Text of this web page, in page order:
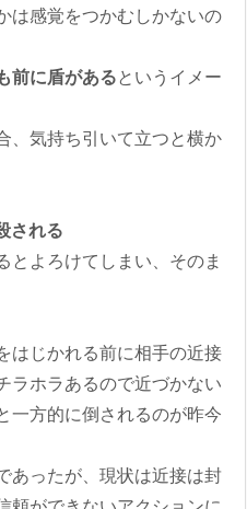
は感覚をつかむしかないの
前に盾があるというイメー
、気持ち引いて立つと横か
される
とよろけてしまい、そのま
はじかれる前に相手の近接
ラホラあるので近づかない
一方的に倒されるのが昨今
あったが、現状は近接は封